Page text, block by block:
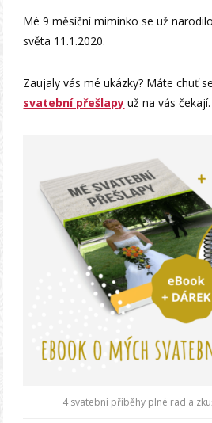
Mé 9 měsíční miminko se už
světa 11.1.2020.
Zaujaly vás mé ukázky? Máte chuť
svatební přešlapy už na vás čekají.
4 svatební příběhy plné rad a